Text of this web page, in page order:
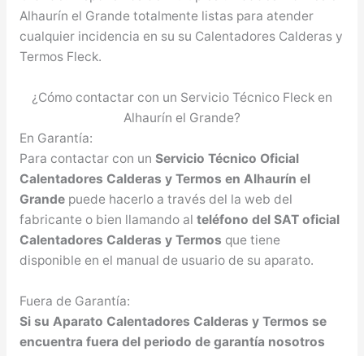
Alhaurín el Grande totalmente listas para atender
cualquier incidencia en su su Calentadores Calderas y
Termos Fleck.
¿Cómo contactar con un Servicio Técnico Fleck en
Alhaurín el Grande?
En Garantía:
Para contactar con un Servicio Técnico Oficial
Calentadores Calderas y Termos en Alhaurín el
Grandepuede hacerlo a través del la web del
fabricante o bien llamando al teléfono del SAT oficial
Calentadores Calderas y Termos que tiene
disponible en el manual de usuario de su aparato.
Fuera de Garantía:
Si su Aparato Calentadores Calderas y Termos se
encuentra fuera del periodo de garantía nosotros